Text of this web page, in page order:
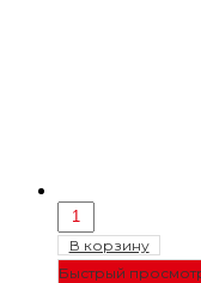
В корзину
Быстрый